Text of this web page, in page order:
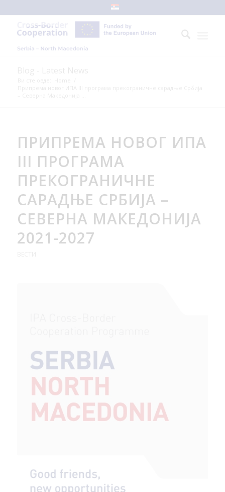
ПРИПРЕМА НОВОГ ИПА
III ПРОГРАМА
ПРЕКОГРАНИЧНЕ
САРАДЊЕ СРБИЈА –
СЕВЕРНА МАКЕДОНИЈА
2021-2027